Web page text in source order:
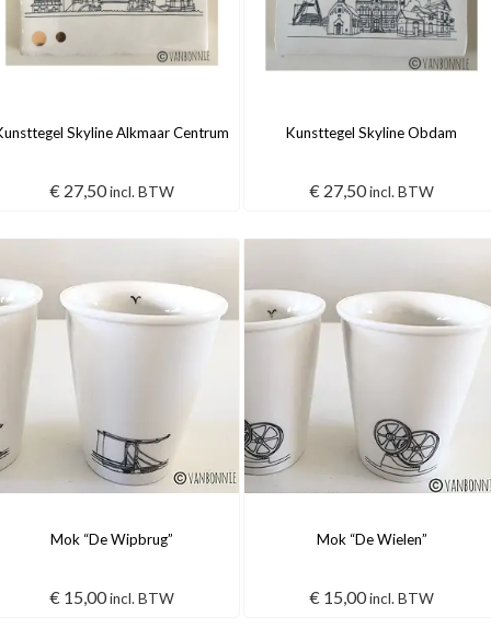
Skyline Alkmaar Centrum
€ 27,50incl. BTW
Kunsttegel Skyline Obdam
€ 27,50incl. BTW
Mok “De Wipbrug”
€ 15,00incl. BTW
Mok “De Wielen”
€ 15,00incl. BTW